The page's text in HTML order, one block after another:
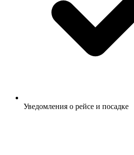
Уведомления о рейсе и посадке